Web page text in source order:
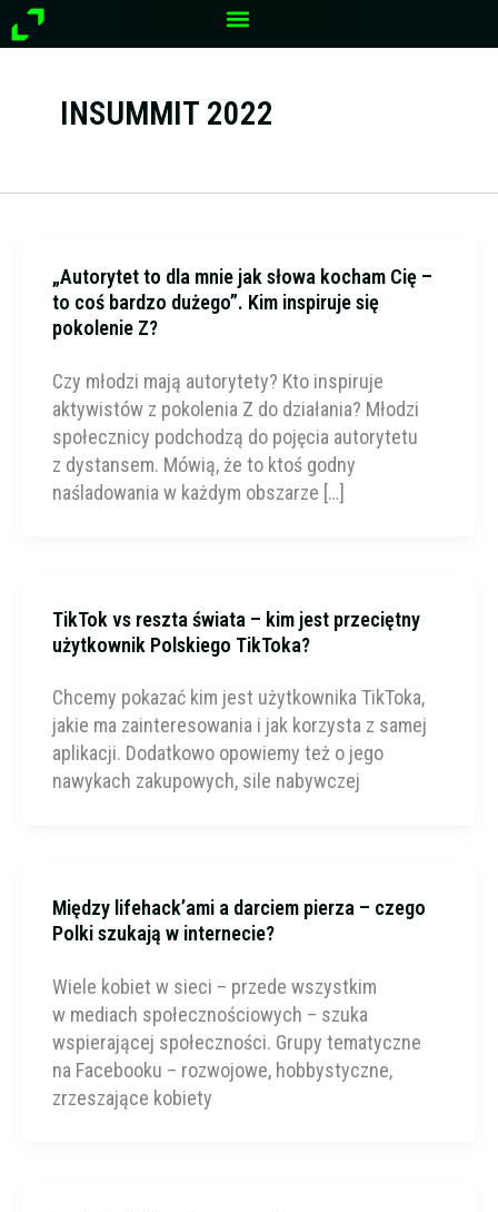
Przejdź
do
INSUMMIT 2022
„Autorytet to dla mnie jak słowa kocham Cię –
to coś bardzo dużego”. Kim inspiruje się
pokolenie Z?
Czy młodzi mają autorytety? Kto inspiruje
aktywistów z pokolenia Z do działania? Młodzi
społecznicy podchodzą do pojęcia autorytetu
z dystansem. Mówią, że to ktoś godny
naśladowania w każdym obszarze […]
TikTok vs reszta świata – kim jest przeciętny
użytkownik Polskiego TikToka?
Chcemy pokazać kim jest użytkownika TikToka,
jakie ma zainteresowania i jak korzysta z samej
aplikacji. Dodatkowo opowiemy też o jego
nawykach zakupowych, sile nabywczej
Między lifehack’ami a darciem pierza – czego
Polki szukają w internecie?
Wiele kobiet w sieci – przede wszystkim
w mediach społecznościowych – szuka
wspierającej społeczności. Grupy tematyczne
na Facebooku – rozwojowe, hobbystyczne,
zrzeszające kobiety